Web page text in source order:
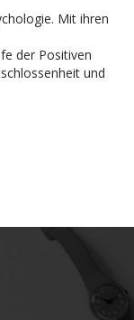
Mit ihren
der Positiven
und